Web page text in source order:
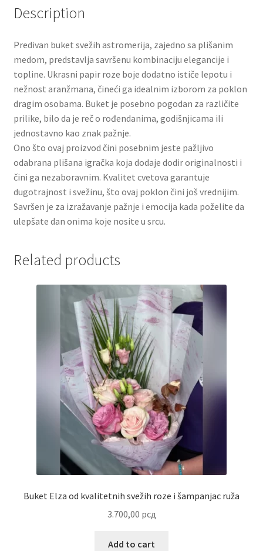
Poklon aranzmani izdvajamo
Pokloni
Pokloni za 8. mart
Pokloni za Dan zaljubljenih
Pokloni za devojku
Login
My account
Naši partneri
Newsletter
Poklon aranžmani
Premium čokolada
Prijava za masterclass
Prirodni proizvodi
Privacy Policy
Description
Predivan buket svežih astromerija, zajedno sa plišanim
medom, predstavlja savršenu kombinaciju elegancije i
topline. Ukrasni papir roze boje dodatno ističe lepotu i
nežnost aranžmana, čineći ga idealnim izborom za poklon
dragim osobama. Buket je posebno pogodan za različite
prilike, bilo da je reč o rođendanima, godišnjicama ili
jednostavno kao znak pažnje.
Ono što ovaj proizvod čini posebnim jeste pažljivo
odabrana plišana igračka koja dodaje dodir originalnosti i
čini ga nezaboravnim. Kvalitet cvetova garantuje
dugotrajnost i svežinu, što ovaj poklon čini još vrednijim.
Savršen je za izražavanje pažnje i emocija kada poželite da
ulepšate dan onima koje nosite u srcu.
Related products
Buket Elza od kvalitetnih svežih roze i šampanjac ruža
3.700,00 рсд
Add to cart